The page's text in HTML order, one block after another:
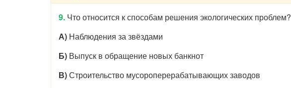
9. Что относится к способам решения экологических проблем?
А) Наблюдения за звёздами
Б) Выпуск в обращение новых банкнот
В)Строительство мусороперерабатывающих заводов